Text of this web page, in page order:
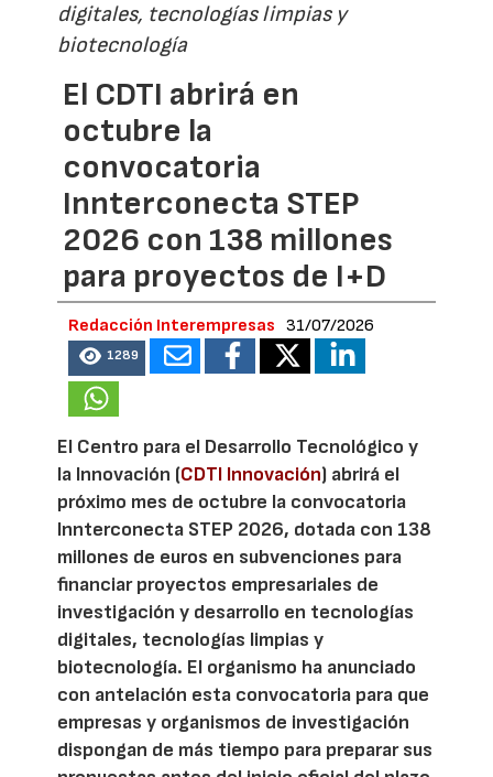
digitales, tecnologías limpias y
biotecnología
El CDTI abrirá en
octubre la
convocatoria
Innterconecta STEP
2026 con 138 millones
para proyectos de I+D
Redacción Interempresas 31/07/2026
1289
El Centro para el Desarrollo Tecnológico y
la Innovación (CDTI Innovación) abrirá el
próximo mes de octubre la convocatoria
Innterconecta STEP 2026, dotada con 138
millones de euros en subvenciones para
financiar proyectos empresariales de
investigación y desarrollo en tecnologías
digitales, tecnologías limpias y
biotecnología. El organismo ha anunciado
con antelación esta convocatoria para que
empresas y organismos de investigación
dispongan de más tiempo para preparar sus